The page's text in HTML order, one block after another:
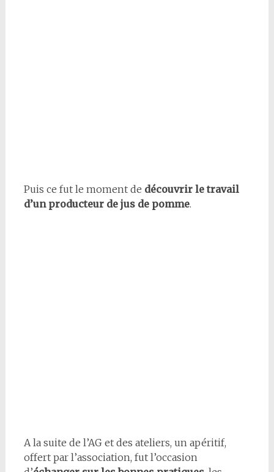
Puis ce fut le moment de découvrir le travail
d’un producteur de jus de pomme.
A la suite de l’AG et des ateliers, un apéritif,
offert par l’association, fut l’occasion